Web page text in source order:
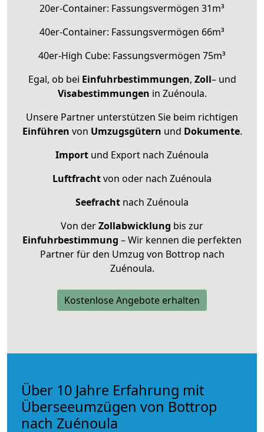
20er-Container: Fassungsvermögen 31m³
40er-Container: Fassungsvermögen 66m³
40er-High Cube: Fassungsvermögen 75m³
Egal, ob bei Einfuhrbestimmungen, Zoll– und
Visabestimmungen in Zuénoula.
Unsere Partner unterstützen Sie beim richtigen
Einführen von Umzugsgütern und Dokumente.
Import und Export nach Zuénoula
Luftfrachtvon oder nach Zuénoula
Seefracht nach Zuénoula
Von derZollabwicklung bis zur
Einfuhrbestimmung – Wir kennen die perfekten
Partner für den Umzug von Bottrop nach
Zuénoula.
Kostenlose Angebote erhalten
Über 10 Jahre Erfahrung mit
Überseeumzügen von Bottrop
nach Zuénoula